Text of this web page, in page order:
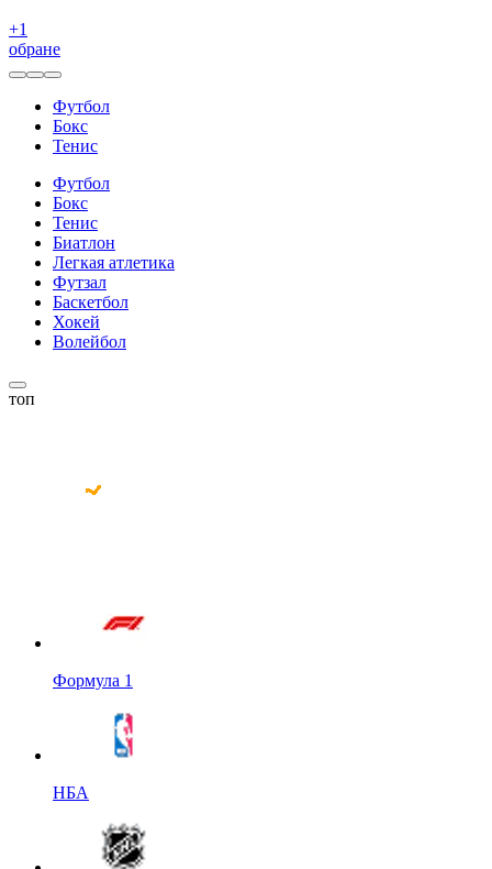
+1
обране
Футбол
Бокс
Тенис
Футбол
Бокс
Тенис
Биатлон
Легкая атлетика
Футзал
Баскетбол
Хокей
Волейбол
топ
Формула 1
НБА